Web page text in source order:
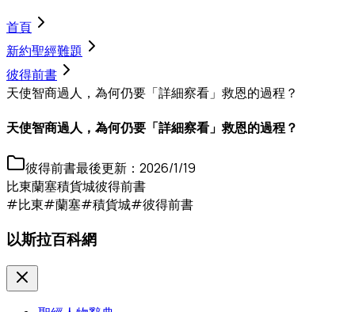
首頁
新約聖經難題
彼得前書
天使智商過人，為何仍要「詳細察看」救恩的過程？
天使智商過人，為何仍要「詳細察看」救恩的過程？
彼得前書最後更新： 2026/1/19
比東蘭塞積貨城彼得前書
#比東#蘭塞#積貨城#彼得前書
以斯拉百科網